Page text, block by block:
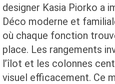
designer Kasia Piorko a
Déco moderne et
où chaque fonction
place. Les rangements
l’îlot et les colonnes
visuel efficacement. Ce